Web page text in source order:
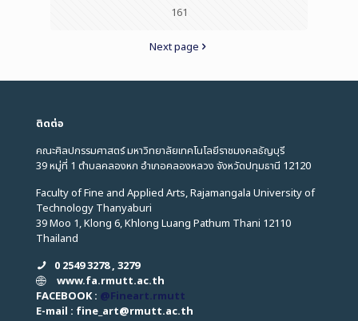
161
Next page
ติดต่อ
คณะศิลปกรรมศาสตร์ มหาวิทยาลัยเทคโนโลยีราชมงคลธัญบุรี
39 หมู่ที่ 1 ตำบลคลองหก อำเภอคลองหลวง จังหวัดปทุมธานี 12120
Faculty of Fine and Applied Arts, Rajamangala University of
Technology Thanyaburi
39 Moo 1, Klong 6, Khlong Luang Pathum Thani 12110
Thailand
0 2549 3278 , 3279
www.fa.rmutt.ac.th
FACEBOOK : @Fineart.rmutt
E-mail : fine_art@rmutt.ac.th